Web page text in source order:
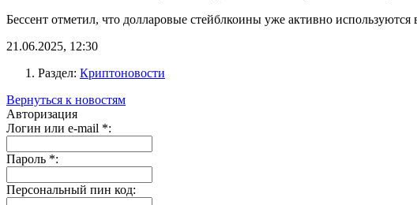
Бессент отметил, что долларовые стейблкоины уже активно
21.06.2025, 12:30
Раздел: Криптоновости
Вернуться к новостям
Авторизация
Логин или e-mail *:
Пароль *:
Персональный пин код: